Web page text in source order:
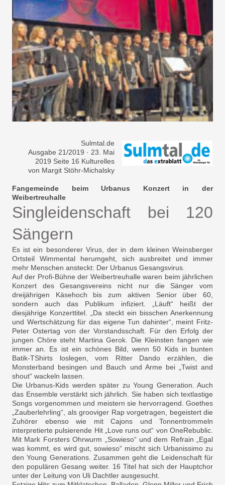
Sulmtal.de
Ausgabe 21/2019 · 23. Mai
2019 Seite 16 Kulturelles
von Margit Stöhr-Michalsky
Fangemeinde beim Urbanus Konzert in der
Weibertreuhalle
Singleidenschaft bei 120
Sängern
Es ist ein besonderer Virus, der in dem kleinen Weinsberger
Ortsteil Wimmental herumgeht, sich ausbreitet und immer
mehr Menschen ansteckt: Der Urbanus Gesangsvirus.
Auf der Profi-Bühne der Weibertreuhalle waren beim jährlichen
Konzert des Gesangsvereins nicht nur die Sänger vom
dreijährigen Käsehoch bis zum aktiven Senior über 60,
sondern auch das Publikum infiziert. „Läuft“ heißt der
diesjährige Konzerttitel. „Da steckt ein bisschen Anerkennung
und Wertschätzung für das eigene Tun dahinter“, meint Fritz-
Peter Ostertag von der Vorstandsschaft. Für den Erfolg der
jungen Chöre steht Martina Gerok. Die Kleinsten fangen wie
immer an. Es ist ein schönes Bild, wenn 50 Kids in bunten
Batik-TShirts loslegen, vom Ritter Dando erzählen, die
Monsterband besingen und Bauch und Arme bei „Twist and
shout“ wackeln lassen.
Die Urbanus-Kids werden später zu Young Generation. Auch
das Ensemble verstärkt sich jährlich. Sie haben sich textlastige
Songs vorgenommen und meistern sie hervorragend. Goethes
„Zauberlehrling“, als grooviger Rap vorgetragen, begeistert die
Zuhörer ebenso wie mit Cajons und Tonnentrommeln
interpretierte pulsierende Hit „Love runs out“ von OneRebublic.
Mit Mark Forsters Ohrwurm „Sowieso“ und dem Refrain „Egal
was kommt, es wird gut, sowieso“ mischt sich Urbanissimo zu
den Young Generations. Zusammen geht die Leidenschaft für
den populären Gesang weiter. 16 Titel hat sich der Hauptchor
unter der Leitung von Uli Dachtler ausgesucht.